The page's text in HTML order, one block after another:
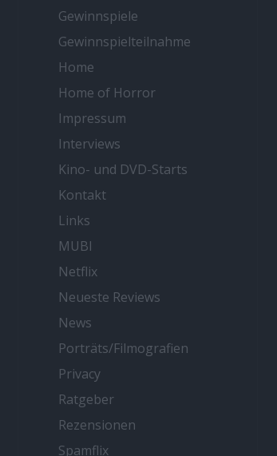
Gewinnspiele
Gewinnspielteilnahme
Home
Home of Horror
Impressum
Interviews
Kino- und DVD-Starts
Kontakt
Links
MUBI
Netflix
Neueste Reviews
News
Porträts/Filmografien
Privacy
Ratgeber
Rezensionen
Spamflix